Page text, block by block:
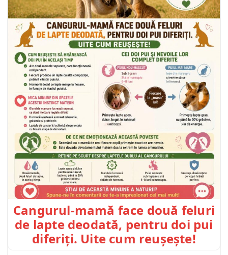
Cangurul-mamă face două feluri
de lapte deodată, pentru doi pui
diferiți. Uite cum reușește!